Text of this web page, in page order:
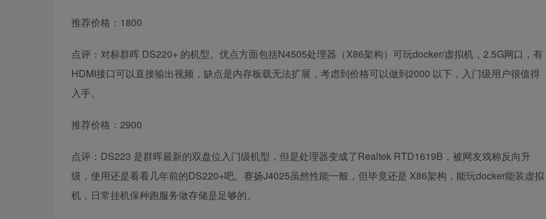
推荐价格：1800
点评：对标群晖 DS220+ 的机型。优点方面包括N4505处理器（X86架构）可玩docker/虚拟机，2.5G网口，有
HDMI接口可以直接输出视频，缺点是内存板载无法扩展，考虑到价格可以做到2000 以下，入门级用户很值得
入手。
推荐价格：2900
点评：DS223 是群晖最新的双盘位入门级机型，但是处理器变成了Realtek RTD1619B，被网友戏称反向升
级，使用还是看看几年前的DS220+吧。赛扬J4025虽然性能一般，但毕竟还是 X86架构，能玩docker能装虚拟
机，日常挂机保种跑服务做存储是足够的。